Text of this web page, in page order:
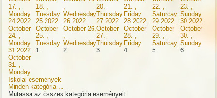
17. ,
Monday
18. ,
Tuesday Wednesday
20. ,
Thursday
21. ,
Friday
22. ,
Saturday
23. ,
Sunday
24 2022.
October
24. ,
Monday
25 2022.
October
25. ,
Tuesday
26 2022.
October 26.
Wednesday
27 2022.
October
27. ,
Thursday
28 2022.
October
28. ,
Friday
29 2022.
October
29. ,
Saturday
30 2022.
October
30. ,
Sunday
31 2022.
October
31. ,
Monday
1 2 3 4 5 6
Iskolai események
Minden kategória ...
Mutassa az összes kategória eseményeit